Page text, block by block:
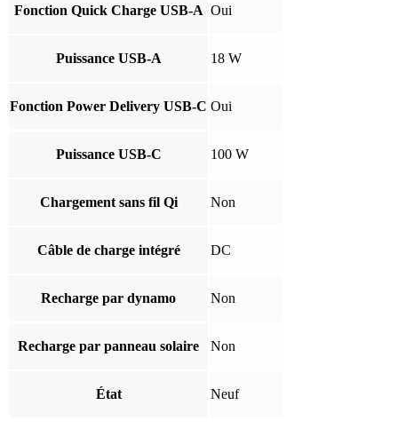
Fonction Quick Charge USB-A Oui
Puissance USB-A 18 W
Fonction Power Delivery USB-C Oui
Puissance USB-C 100 W
Chargement sans fil Qi Non
Câble de charge intégré DC
Recharge par dynamo Non
Recharge par panneau solaire Non
État Neuf